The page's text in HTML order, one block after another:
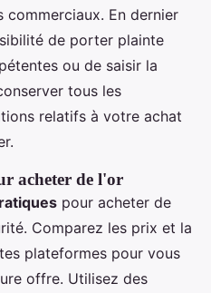
commerciaux. En dernier
de porter plainte
ou de saisir la
tous les
relatifs à votre achat
acheter de l'or
pour acheter de
Comparez les prix et la
plateformes pour vous
offre. Utilisez des